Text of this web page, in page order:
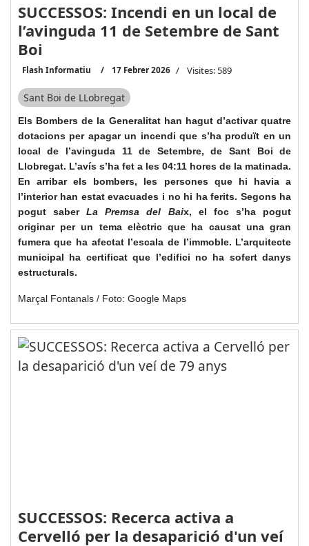
SUCCESSOS: Incendi en un local de
l’avinguda 11 de Setembre de Sant
Boi
Flash Informatiu 17 Febrer 2026 Visites: 589
Sant Boi de LLobregat
Els Bombers de la Generalitat han hagut d’activar quatre
dotacions per apagar un incendi que s’ha produït en un
local de l’avinguda 11 de Setembre, de Sant Boi de
Llobregat. L’avís s’ha fet a les 04:11 hores de la matinada.
En arribar els bombers, les persones que hi havia a
l’interior han estat evacuades i no hi ha ferits. Segons ha
pogut saber La Premsa del Baix, el foc s’ha pogut
originar per un tema elèctric que ha causat una gran
fumera que ha afectat l’escala de l’immoble. L’arquitecte
municipal ha certificat que l’edifici no ha sofert danys
estructurals.
Marçal Fontanals / Foto: Google Maps
SUCCESSOS: Recerca activa a
Cervelló per la desaparició d'un veí